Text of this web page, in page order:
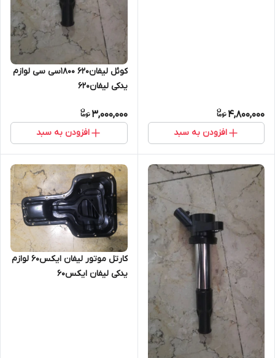
4,800,000
افزودن به سبد
کوئل لیفان۶۲۰ ۱۸۰۰سی سی لوازم
یدکی لیفان۶۲۰
3,000,000
افزودن به سبد
کارتل موتور لیفان ایکس۶۰ لوازم
یدکی لیفان ایکس۶۰